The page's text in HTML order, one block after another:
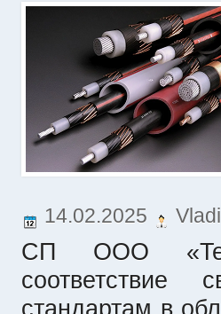
14.02.2025
СП ООО
соответствие
стандартам в